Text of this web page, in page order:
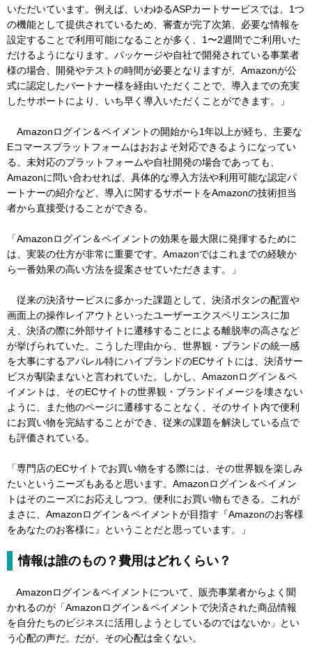
いただいています。例えば、いわゆるASPカートサービスでは、1つ
の機能として提供されているため、審査が完了次第、必要な情報を
設定することで利用可能になることが多く、1〜2週間でご利用いた
だけるようになります。パッケージや自社で開発されている事業者
様の場合、開発やテストの時間が必要となりますが、Amazonが公
式に認定したパートナー様を経由いただくことで、導入までの充実
したサポートにより、いち早く導入いただくことができます。」
Amazonログイン＆ペイメントの開始から1年以上が経ち、主要な
Eコマースプラットフォームはおおよそ対応できるようになってい
る。未対応のプラットフォームや自社開発の場合であっても、
Amazonに問い合わせれば、具体的な導入方法や利用可能な認定パ
ートナーの紹介など、導入に関するサポートをAmazonの技術担当
者から直接受けることができる。
「Amazonログイン＆ペイメントの効果を最大限に発揮するために
は、実装の仕方が非常に重要です。Amazonではこれまでの経験か
ら一番効果の高い方法を提案させていただきます。」
従来の決済サービスに多かった課題として、決済ボタンの配置や
画面上の操作レイアウトといったユーザーエクスペリエンスに加
え、決済の際に外部サイトに遷移することによる離脱率の高さなど
が挙げられていた。こうした理由から、世界観・ブランドの統一感
を大事にするアパレル特にハイブランドのECサイトには、決済サー
ビスが馴染まないと言われていた。しかし、Amazonログイン＆ペ
イメントは、そのECサイトの世界観・ブランドイメージを壊さない
ように、また他のページに遷移することなく、そのサイト内で便利
にお買い物を完結することができ、従来の課題を解決している点で
も評価されている。
「専門店のECサイトでお買い物をする際には、その世界観を楽しみ
たいというニーズもあると思います。Amazonログイン＆ペイメン
トはそのニーズにお応えしつつ、便利にお買い物もできる。これが
まさに、Amazonログイン＆ペイメントが目指す『Amazonのお客様
をあなたのお客様に』ということだと思っています。」
情報は誰のもの？費用はどれくらい？
Amazonログイン＆ペイメントについて、販売事業者からよく聞
かれるのが「Amazonログイン＆ペイメントで決済された商品情報
を自分たちのビジネスに活用しようとしているのではないか」とい
う心配の声だ。だが、その心配は全くない。